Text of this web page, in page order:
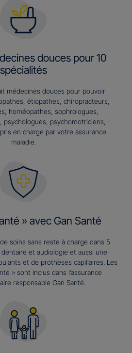
douces pour 10
spécialités
médecines douces pour pouvoir
étiopathes, chiropracteurs,
homéopathes, sophrologues,
psychologues, psychomotriciens,
en charge par votre assurance
maladie.
» avec Gan Santé
soins sans reste à charge dans 5
et audiologie et aussi une
et de prothèses capillaires. Les
» sont inclus dans l’assurance
responsable Gan Santé.